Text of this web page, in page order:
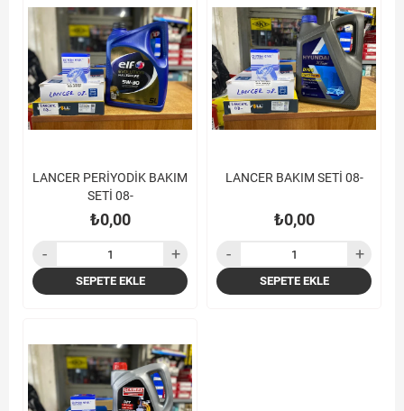
LANCER PERİYODİK BAKIM
SETİ 08-
₺0,00
SEPETE EKLE
LANCER BAKIM SETİ 08-
₺0,00
SEPETE EKLE